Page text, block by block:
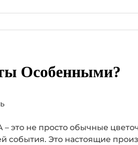
Особенными?
– это не просто обычные
события. Это настоящие